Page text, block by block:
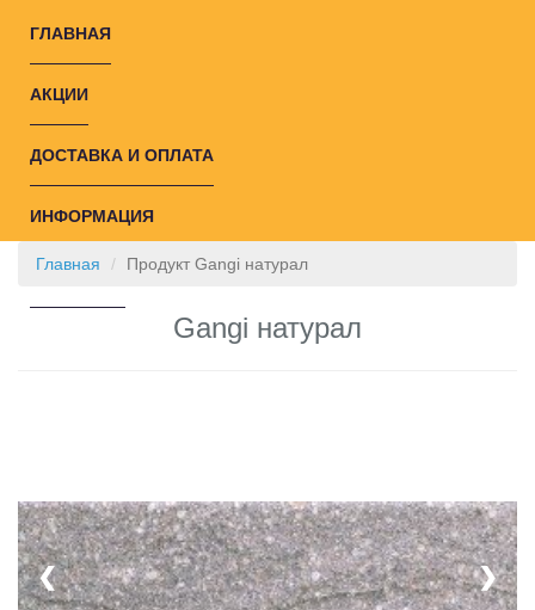
ГЛАВНАЯ
АКЦИИ
ДОСТАВКА И ОПЛАТА
ИНФОРМАЦИЯ
Главная Продукт Gangi натурал
Gangi натурал
❮ ❯